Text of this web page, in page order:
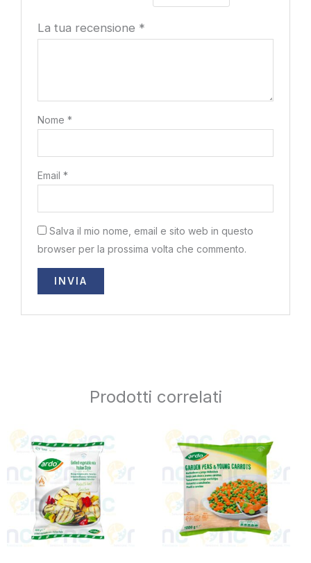
La tua recensione *
Nome*
Email*
Salva il mio nome, email e sito web in questo
browser per la prossima volta che commento.
Prodotti correlati